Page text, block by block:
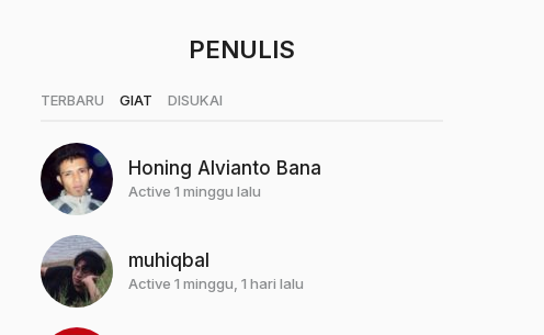
PENULIS
TERBARU GIAT DISUKAI
Honing Alvianto Bana
Active 1 minggu lalu
muhiqbal
Active 1 minggu, 1 hari lalu